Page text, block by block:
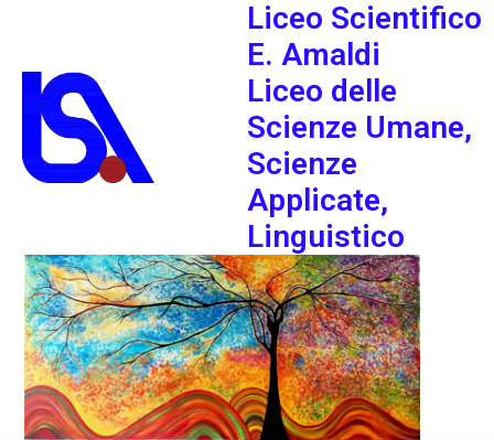
Liceo Scientifico
E. Amaldi
Liceo delle
Scienze Umane,
Scienze
Applicate,
Linguistico